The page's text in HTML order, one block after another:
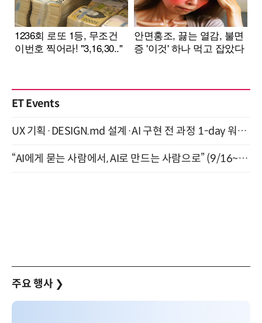
ET Events
UX 기획·DESIGN.md 설계·AI 구현 전 과정 1-day 워크숍 with Claude Code·Codex 9월 15일 개최
“AI에게 묻는 사람에서, AI로 만드는 사람으로” (9/16~17)
주요 행사 ❯